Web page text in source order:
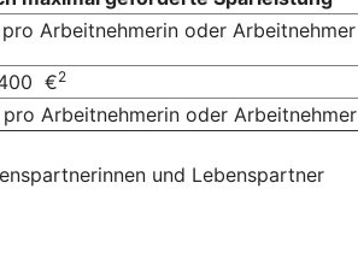
Arbeitnehmerin oder Arbeitnehmer
€2
Arbeitnehmerin oder Arbeitnehmer
und Lebenspartner